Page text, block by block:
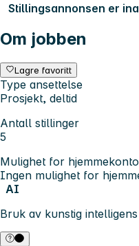
Stillingsannonsen er
Om jobben
Lagre favoritt
Type ansettelse
Prosjekt, deltid
Antall stillinger
5
Mulighet for
Ingen mulighet for
AI
Bruk av kunstig intelligens